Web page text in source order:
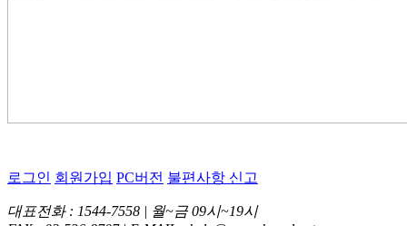
로그인 회원가입 PC버전 불편사항 신고
대표전화 : 1544-7558 | 월~금 09시~19시